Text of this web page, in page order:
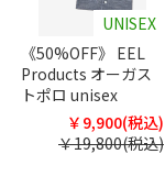
UNISEX
《50%OFF》 EEL
Products オーガス
トポロ unisex
￥9,900(税込)
￥19,800(税込)